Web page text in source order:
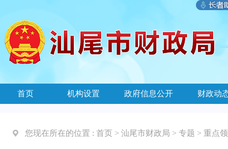
首页 机构设置 政府信息公开 财政动
您现在所在的位置 : 首页 > 汕尾市财政局 > 专题 > 重点